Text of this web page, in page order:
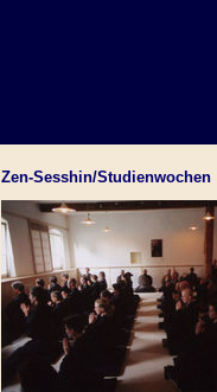
Zen-Sesshin/Studienwochen